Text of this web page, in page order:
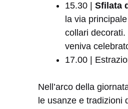
15.30 | Sfilata
la via
collari
veniva
17.00 |
Nell’arco della
le usanze e tradizioni